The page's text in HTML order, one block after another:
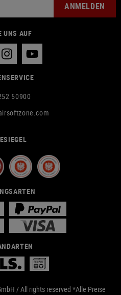
ANMELDEN
UNS AUF
50900
/ All rights reserved *Alle Preise